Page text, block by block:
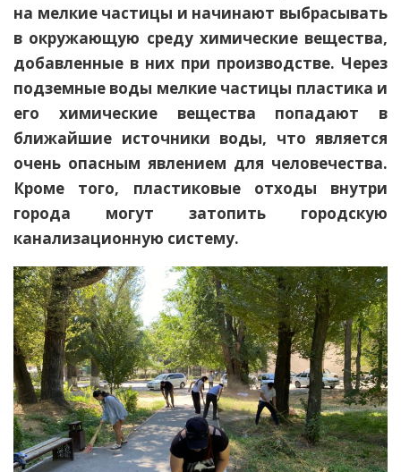
на мелкие частицы и начинают выбрасывать
в окружающую среду химические вещества,
добавленные в них при производстве. Через
подземные воды мелкие частицы пластика и
его химические вещества попадают в
ближайшие источники воды, что является
очень опасным явлением для человечества.
Кроме того, пластиковые отходы внутри
города могут затопить городскую
канализационную систему.